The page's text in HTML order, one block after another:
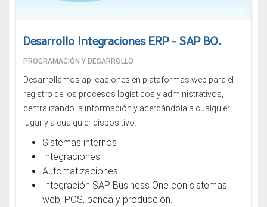
Desarrollo Integraciones ERP - SAP BO.
PROGRAMACIÓN Y DESARROLLO
Desarrollamos aplicaciones en plataformas web para el
registro de los procesos logísticos y administrativos,
centralizando la información y acercándola a cualquier
lugar y a cualquier dispositivo.
Sistemas internos
Integraciones
Automatizaciones
Integración SAP Business One con sistemas
web, POS, banca y producción.